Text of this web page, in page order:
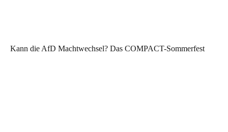
Kann die AfD Machtwechsel? Das COMPACT-Sommerfest